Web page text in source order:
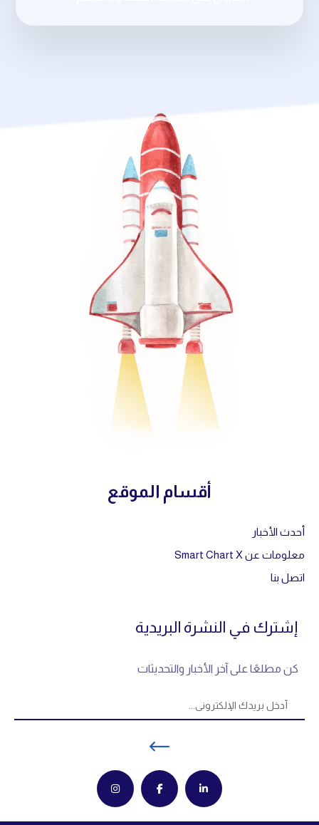
أقسام الموقع
أحدث الأخبار
معلومات عن Smart Chart X
اتصل بنا
إشترك في النشرة البريدية
كن مطلعًا على آخر الأخبار والتحديثات